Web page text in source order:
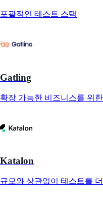
포괄적인 테스트 스택
Gatling
확장 가능한 비즈니스를 위
Katalon
규모와 상관없이 테스트를